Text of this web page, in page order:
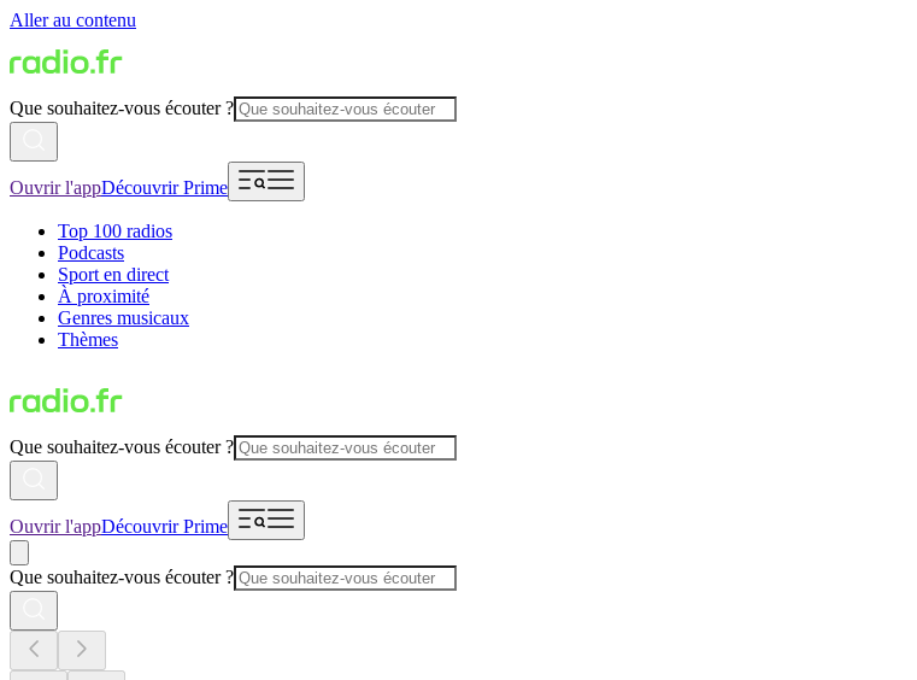
Aller au contenu
Que souhaitez-vous écouter ?
Ouvrir l'appDécouvrir Prime
Top 100 radios
Podcasts
Sport en direct
À proximité
Genres musicaux
Thèmes
Que souhaitez-vous écouter ?
Ouvrir l'appDécouvrir Prime
Que souhaitez-vous écouter ?